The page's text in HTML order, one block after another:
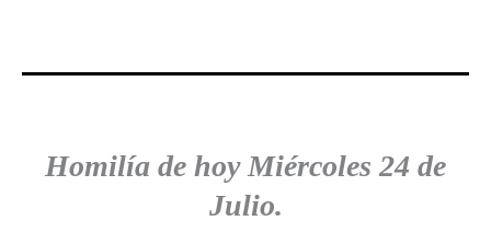
Homilía de hoy Miércoles 24 de
Julio.